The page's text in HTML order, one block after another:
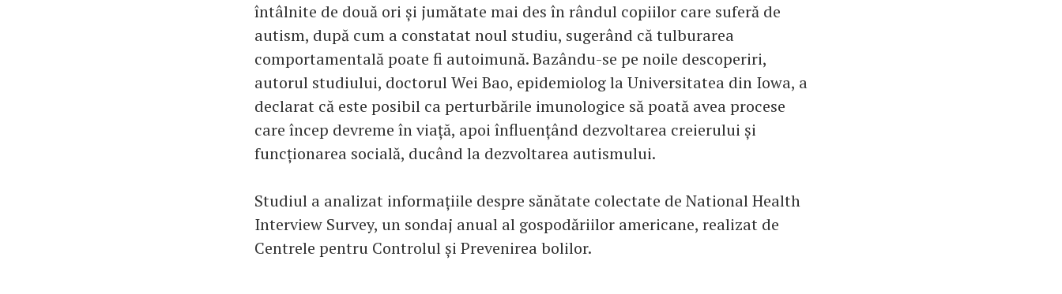
întâlnite de două ori și jumătate mai des în rândul copiilor care suferă de
autism, după cum a constatat noul studiu, sugerând că tulburarea
comportamentală poate fi autoimună. Bazându-se pe noile descoperiri,
autorul studiului, doctorul Wei Bao, epidemiolog la Universitatea din Iowa, a
declarat că este posibil ca perturbările imunologice să poată avea procese
care încep devreme în viață, apoi înfluențând dezvoltarea creierului și
funcționarea socială, ducând la dezvoltarea autismului.
Studiul a analizat informațiile despre sănătate colectate de National Health
Interview Survey, un sondaj anual al gospodăriilor americane, realizat de
Centrele pentru Controlul și Prevenirea bolilor.